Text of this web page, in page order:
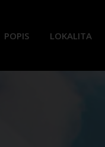
POPIS LOKALITA